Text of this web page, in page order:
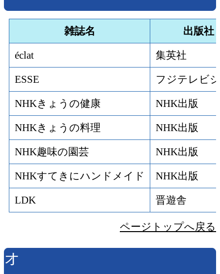
雑誌名 出版社
éclat 集英社
ESSE フジテレビ
NHKきょうの健康 NHK出版
NHKきょうの料理 NHK出版
NHK趣味の園芸 NHK出版
NHKすてきにハンドメイド NHK出版
LDK 晋遊舎
ページトップへ戻る
オ